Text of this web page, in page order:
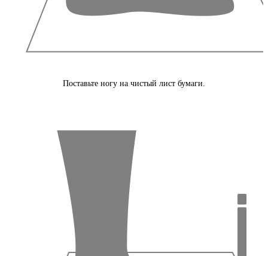
Поставьте ногу на чистый лист бумаги.